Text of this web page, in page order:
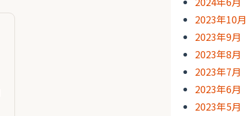
2023年10月
2023年9月
2023年8月
2023年7月
2023年6月
2023年5月